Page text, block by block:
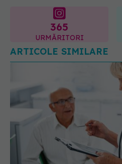
ARTICOLE SIMILARE
Din această toamnă, CNAS
pentru consultațiile
pentru pacienți